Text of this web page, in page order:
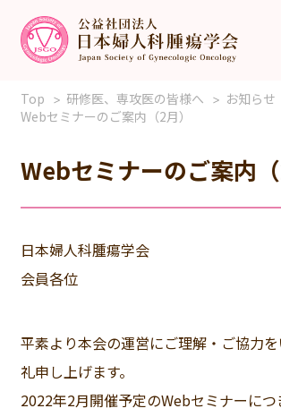
Top 研修医、専攻医の皆様へ
お知らせ
Webセミナーのご案内（2月）
Webセミナーのご案内（
日本婦人科腫瘍学会
会員各位
平素より本会の運営にご理解・ご協力
礼申し上げます。
2022年2月開催予定のWebセミナーに